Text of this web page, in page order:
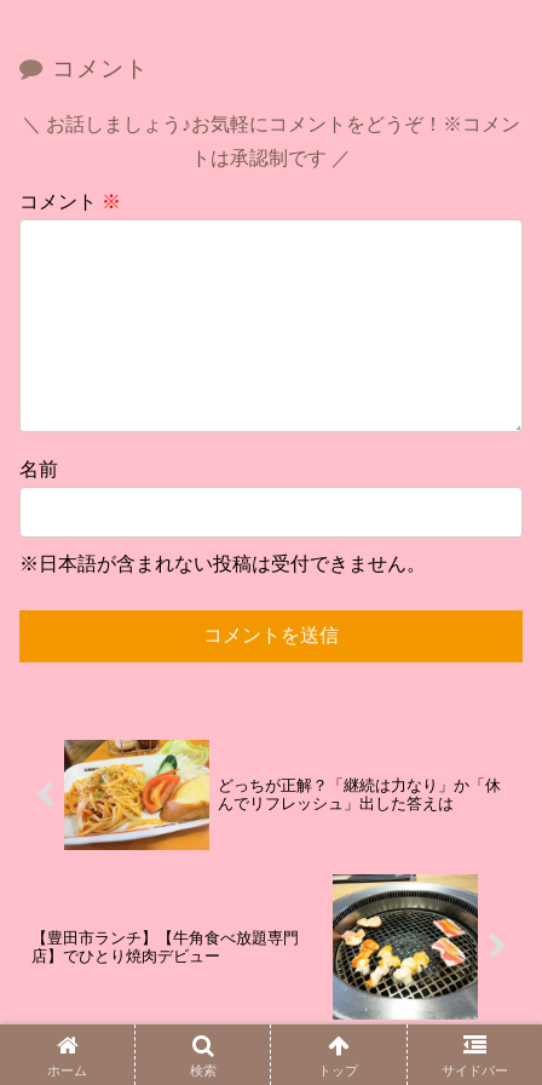
コメント
お話しましょう♪お気軽にコメントをどうぞ！※コメン
トは承認制です
コメント ※
名前
※日本語が含まれない投稿は受付できません。
どっちが正解？「継続は力なり」か「休
んでリフレッシュ」出した答えは
【豊田市ランチ】【牛角食べ放題専門
店】でひとり焼肉デビュー
ホーム 地域ブログ
ホーム 検索 トップ サイドバー